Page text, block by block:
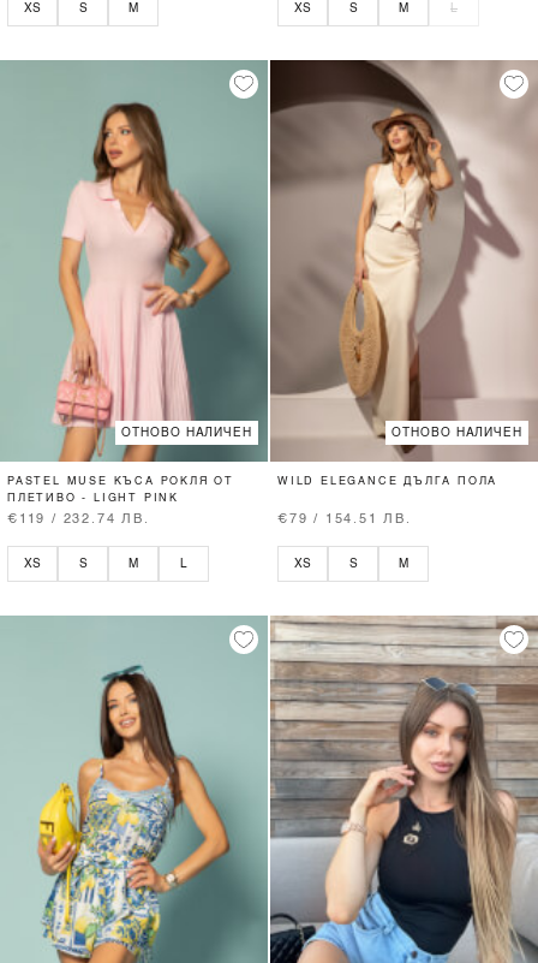
XS S M XS S M L
ОТНОВО НАЛИЧЕН
PASTEL MUSE КЪСА РОКЛЯ ОТ
ПЛЕТИВО - LIGHT PINK
€119 / 232.74 ЛВ.
XS S M L
ОТНОВО НАЛИЧЕН
WILD ELEGANCE ДЪЛГА ПОЛА
€79 / 154.51 ЛВ.
XS S M